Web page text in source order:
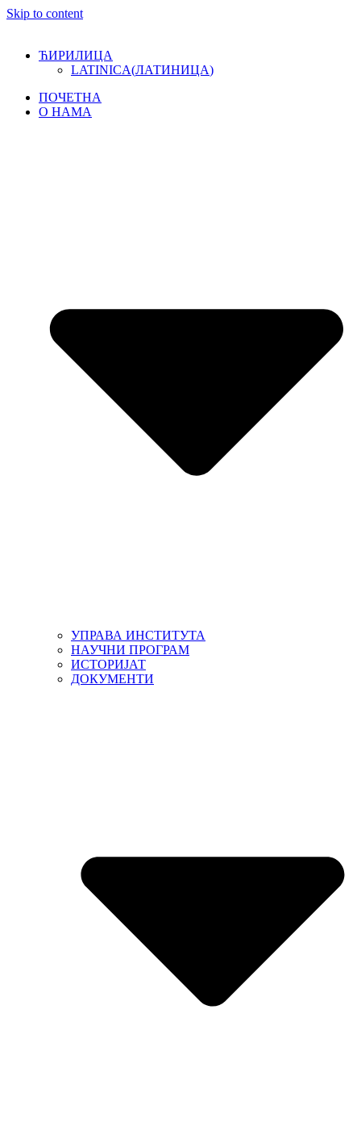
Skip to content
ЋИРИЛИЦА
LATINICA(ЛАТИНИЦА)
ПОЧЕТНА
О НАМА
УПРАВА ИНСТИТУТА
НАУЧНИ ПРОГРАМ
ИСТОРИЈАТ
ДОКУМЕНТИ